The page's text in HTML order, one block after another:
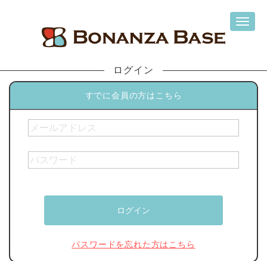
ログイン
すでに会員の方はこちら
パスワードを忘れた方はこちら